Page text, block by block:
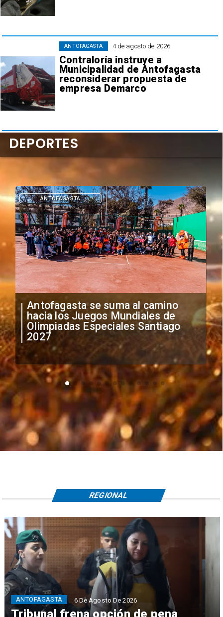
4 de agosto de 2026
Contraloría instruye a
Municipalidad de Antofagasta
reconsiderar propuesta de
empresa Demarco
ANTOFAGASTA
"Falta de profesionalismo": Sifup
anuncia medidas por situación
irregular de futbolistas
extranjeros
DEPORTES
DEPORTES
Tribunal frena opción de pena
ANTOFAGASTA 6 De Agosto De 2026
REGIONAL